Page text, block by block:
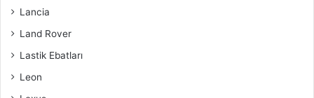
Lancia
Land Rover
Lastik Ebatları
Leon